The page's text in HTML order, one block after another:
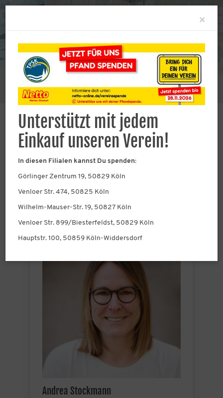
Sie befinden sich hier: Verein Abteilungsleitung
Abteilungsleitung
Wir kümmern uns mit Herzblut um
alles, was anfällt!
Andrea Stockmann
×
Unterstützt mit jedem
Einkauf unseren Verein!
In diesen Filialen kannst Du spenden:
Görlinger Zentrum 19, 50829 Köln
Venloer Str. 474, 50825 Köln
Wilhelm-Mauser-Str. 19, 50827 Köln
Venloer Str. 899/Biesterfeldst, 50829 Köln
Hauptstr. 100, 50859 Köln-Widdersdorf